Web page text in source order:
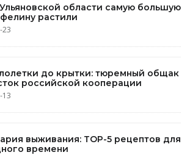
области самую большую
растили
23
до крытки: тюремный общак
российской кооперации
13
выживания: TOP-5 рецептов для
времени